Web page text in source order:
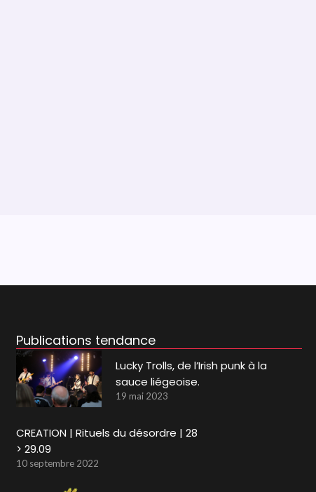
Publications tendance
Lucky Trolls, de l’Irish punk à la
sauce liégeoise.
19 mai 2023
CREATION | Rituels du désordre | 28
> 29.09
10 septembre 2022